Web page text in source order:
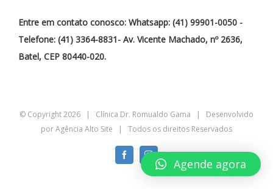
Entre em contato conosco: Whatsapp: (41) 99901-0050 -
Telefone: (41) 3364-8831- Av. Vicente Machado, nº 2636,
Batel, CEP 80440-020.
© Copyright2026 | Clínica Dr. Romualdo Gama | Desenvolvido
porAgência Alto Site | Todos os direitos Reservados
FacebookInstagram
Agende agora